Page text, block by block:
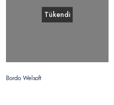
Tükendi
Bordo Welsoft